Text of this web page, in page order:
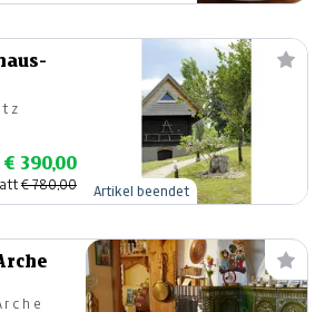
€ 390,00
€ 780,00 Artikel beendet